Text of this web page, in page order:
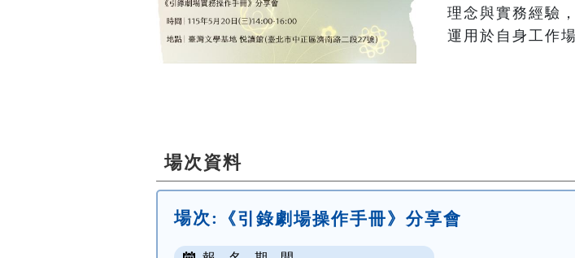
理念與實務經驗
運用於自身工作場
場次資料
場次: 《引錄劇場操作手冊》分享會